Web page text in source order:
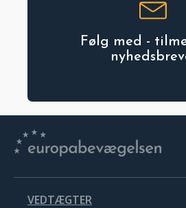
Følg med -
VEDTÆGTER